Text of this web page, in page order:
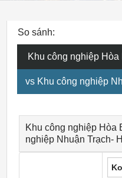
So sánh:
Khu công nghiệp Hòa
vs Khu công nghiệp
Khu công nghiệp Hòa
nghiệp Nhuận Trạch-